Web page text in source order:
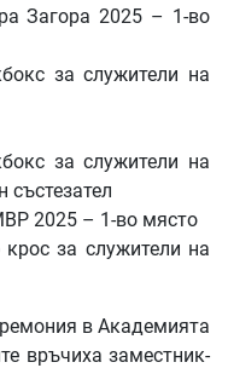
Загора 2025 – 1-во
за служители на
за служители на
състезател
2025 – 1-во място
за служители на
в Академията
връчиха заместник-